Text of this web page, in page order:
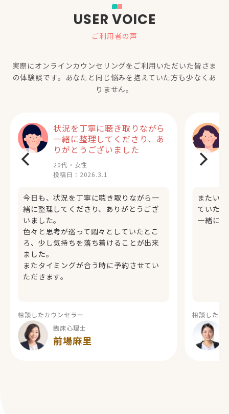
USER VOICE
ご利用者の声
実際にオンラインカウンセリングをご利用いただいた皆さま
の体験談です。あなたと同じ悩みを抱えていた方も少なくあ
りません。
状況を丁寧に聴き取りながら
一緒に整理してくださり、あ
りがとうございました
20代・女性
投稿日： 2026.3.1
今日も、状況を丁寧に聴き取りながら一
緒に整理してくださり、ありがとうござ
いました。
色々と思考が巡って悶々としていたとこ
ろ、少し気持ちを落ち着けることが出来
ました。
またタイミングが合う時に予約させてい
ただきます。
相談したカウンセラー
臨床心理士
前場麻里
またい
ていた
一緒に
相談したカ